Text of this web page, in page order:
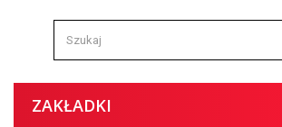
ZAKŁADKI